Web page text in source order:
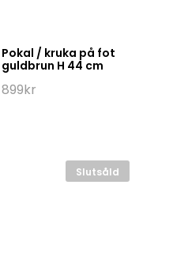
Pokal / kruka på fot
guldbrun H 44 cm
899kr
Slutsåld